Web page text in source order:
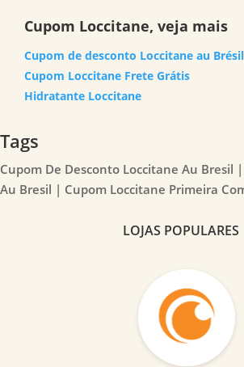
Cupom Loccitane, veja mais
Cupom de desconto Loccitane au Brésil
Cupom Loccitane Frete Grátis
Hidratante Loccitane
Tags
Cupom De Desconto Loccitane Au Bresil
Au Bresil | Cupom Loccitane Primeira
LOJAS POPULARES